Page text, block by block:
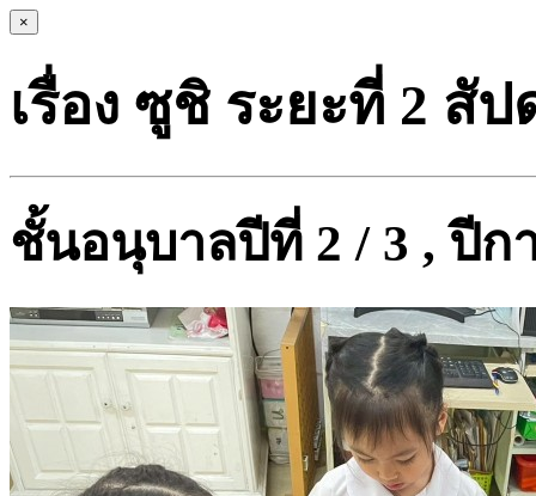
×
เรื่อง ซูชิ ระยะที่ 2 สั
ชั้นอนุบาลปีที่ 2 / 3 , ปีก